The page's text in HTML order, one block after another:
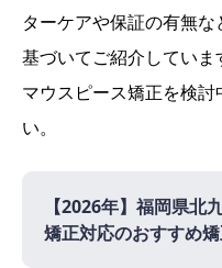
ターケアや保証の有無な
基づいてご紹介していま
マウスピース矯正を検
い。
【2026年】 福岡県北
矯正対応のおすすめ